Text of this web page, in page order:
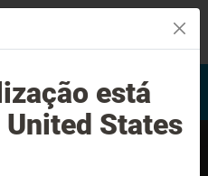
Encontrar um Invisalign
provider
está
States